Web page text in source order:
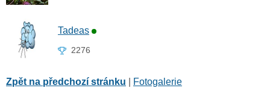
Tadeas
2276
Zpět na předchozí stránku Fotogalerie